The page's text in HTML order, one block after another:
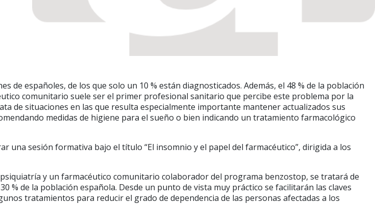
españoles, de los que solo un 10 % están diagnosticados. Además, el 48 % de la población
comunitario suele ser el primer profesional sanitario que percibe este problema por la
de situaciones en las que resulta especialmente importante mantener actualizados sus
medidas de higiene para el sueño o bien indicando un tratamiento farmacológico
una sesión formativa bajo el título “El insomnio y el papel del farmacéutico”, dirigida a los
y un farmacéutico comunitario colaborador del programa benzostop, se tratará de
% de la población española. Desde un punto de vista muy práctico se facilitarán las claves
tratamientos para reducir el grado de dependencia de las personas afectadas a los